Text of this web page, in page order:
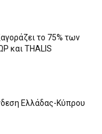
το 75% των
και THALIS
Ελλάδας-Κύπρου